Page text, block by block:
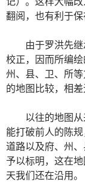
翻阅，也有利于保
由于罗洪先
校正，因而所编
州、县、卫、所
的地图比较，相差
以往的地图
能打破前人的陈
道路以及府、州
予以标明，这在
天我们还在沿用。